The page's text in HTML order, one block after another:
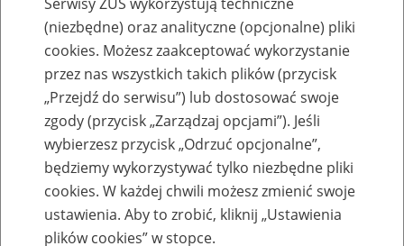
Szkolenia
Zaproś ZUS do siebie: Aktywni 50+
(niezbędne) oraz analityczne (opcjonalne) pliki
cookies. Możesz zaakceptować wykorzystanie
przez nas wszystkich takich plików (przycisk
„Przejdź do serwisu”) lub dostosować swoje
zgody (przycisk „Zarządzaj opcjami”). Jeśli
wybierzesz przycisk „Odrzuć opcjonalne”,
będziemy wykorzystywać tylko niezbędne pliki
cookies. W każdej chwili możesz zmienić swoje
ustawienia. Aby to zrobić, kliknij „Ustawienia
plików cookies” w stopce.